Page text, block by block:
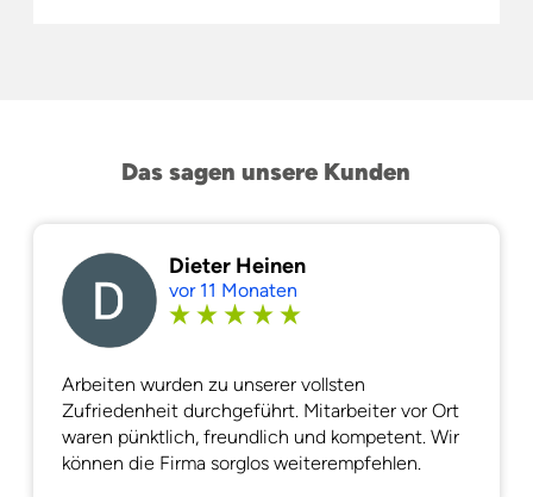
Das sagen unsere Kunden
Dieter Heinen
vor 11 Monaten
Arbeiten wurden zu unserer vollsten
Zufriedenheit durchgeführt. Mitarbeiter vor Ort
waren pünktlich, freundlich und kompetent. Wir
können die Firma sorglos weiterempfehlen.